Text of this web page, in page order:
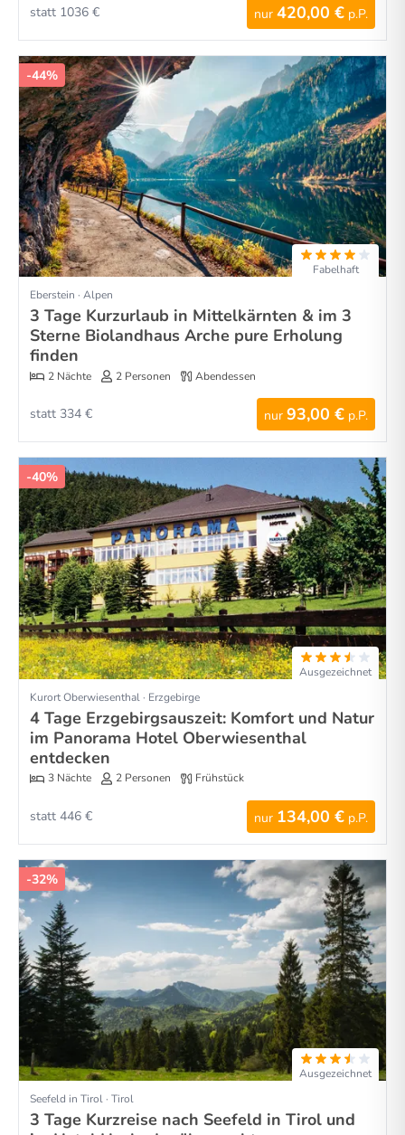
nur 420,00 € p.P.
statt 1036 €
-44%
Fabelhaft
Eberstein · Alpen
3 Tage Kurzurlaub in Mittelkärnten & im 3
Sterne Biolandhaus Arche pure Erholung
finden
2 Nächte 2 Personen Abendessen
nur 93,00 € p.P.
statt 334 €
-40%
Ausgezeichnet
Kurort Oberwiesenthal · Erzgebirge
4 Tage Erzgebirgsauszeit: Komfort und Natur
im Panorama Hotel Oberwiesenthal
entdecken
3 Nächte 2 Personen Frühstück
nur 134,00 € p.P.
statt 446 €
-32%
Ausgezeichnet
Seefeld in Tirol · Tirol
3 Tage Kurzreise nach Seefeld in Tirol und